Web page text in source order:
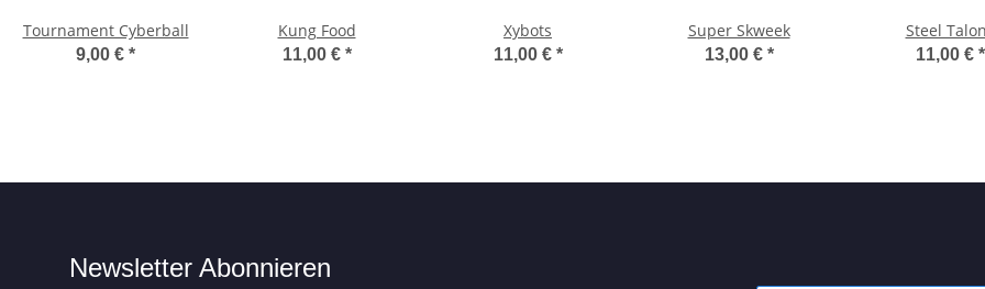
Tournament Cyberball
9,00 € *
Kung Food
11,00 € *
Xybots
11,00 € *
Super Skweek
13,00 € *
Steel
11,00 € *
Newsletter Abonnieren